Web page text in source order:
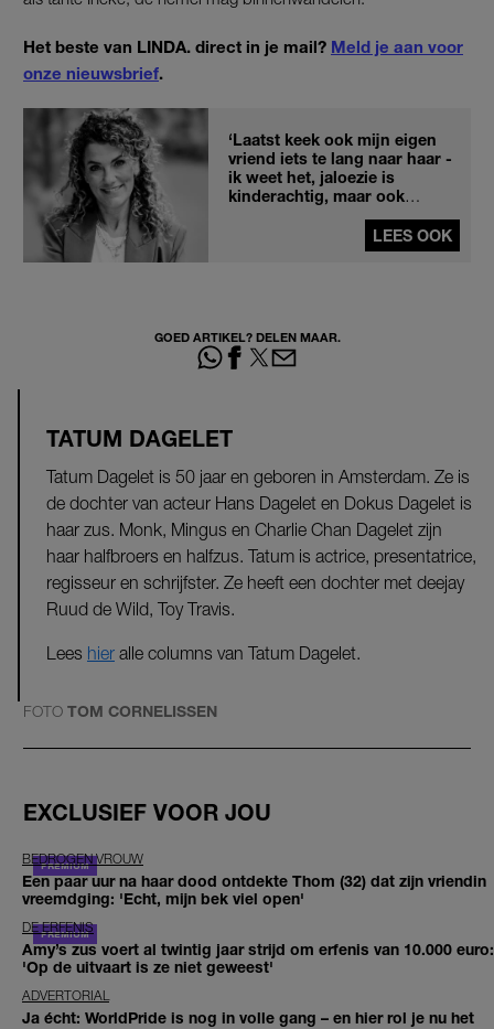
Het beste van LINDA. direct in je mail? Meld je aan voor
onze nieuwsbrief.
‘Laatst keek ook mijn eigen
vriend iets te lang naar haar -
ik weet het, jaloezie is
kinderachtig, maar ook
LEES OOK
GOED ARTIKEL? DELEN MAAR.
TATUM DAGELET
Tatum Dagelet is 50 jaar en geboren in Amsterdam. Ze is
de dochter van acteur Hans Dagelet en Dokus Dagelet is
haar zus. Monk, Mingus en Charlie Chan Dagelet zijn
haar halfbroers en halfzus. Tatum is actrice, presentatrice,
regisseur en schrijfster. Ze heeft een dochter met deejay
Ruud de Wild, Toy Travis.
Lees hier alle columns van Tatum Dagelet.
FOTO TOM CORNELISSEN
EXCLUSIEF VOOR JOU
BEDROGEN VROUW
Een paar uur na haar dood ontdekte Thom (32) dat zijn vriendin
vreemdging: 'Echt, mijn bek viel open'
DE ERFENIS
Amy’s zus voert al twintig jaar strijd om erfenis van 10.000 euro:
'Op de uitvaart is ze niet geweest'
ADVERTORIAL
Ja écht: WorldPride is nog in volle gang – en hier rol je nu het